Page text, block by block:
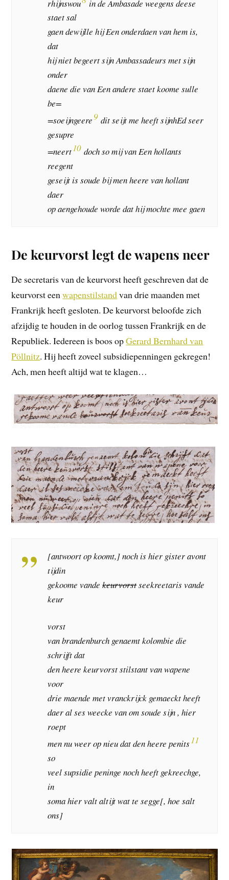
rhijnswou
in de Ambasade weegens deese
staet sal
gaen dewijlle hij Een onderdaen van hem is,
dat
hij niet begeert sijn Ambassadeurs met sijn
onder
daene die van Een andere staet koome sulle
be=
=soeijngeere9 dit seijt me heeft sijnhEd seer
gesupre
=neert10 doch so mij van Een hollants
reegent
geseijt is soude bij men heere van hollant
daer
op aengehoude worde dat hij mochte mee gaen
De keurvorst legt de wapens neer
De secretaris van de keurvorst heeft geschreven dat de
keurvorst eenwapenstilstandvan drie maanden met
Frankrijk heeft gesloten. De keurvorst beloofde zich
afzijdig te houden in de oorlog tussen Frankrijk en de
Republiek. Iedereen is boos opGerard Bernhard van
Pöllnitz. Hij heeft zoveel subsidiepenningen gekregen!
Ach, men heeft altijd wat te klagen…
[antwoort op koomt,] noch is hier gister avont
tijdin
gekoome vandekeurvorstseekreetaris vande
keur
vorst
van brandenburch genaemt kolombie die
schrijft dat
den heere keurvorst stilstant van wapene
voor
drie maende met vranckrijck gemaeckt heeft
daer al ses weecke van om soude sijn , hier
roept
men nu weer op nieu dat den heere penits11
so
veel supsidie peninge noch heeft gekreechge,
in
soma hier valt altijt wat te segge[, hoe salt
ons]